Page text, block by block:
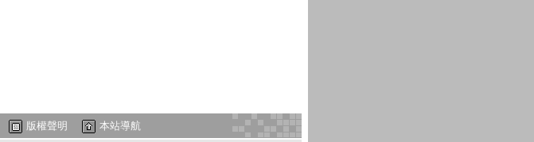
版權聲明
本站導航